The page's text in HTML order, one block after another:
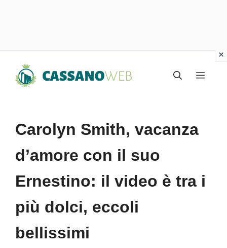
Menu
Carolyn Smith, vacanza
d’amore con il suo
Ernestino: il video è tra i
più dolci, eccoli
bellissimi